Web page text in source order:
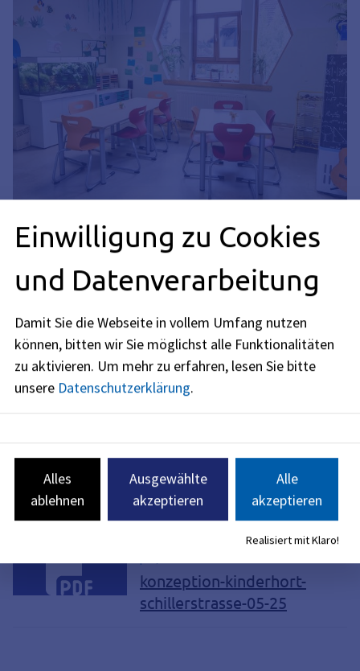
Konzeption Städt. Hort Schillerstraße
konzeption-kinderhort-
schillerstrasse-05-25
Einwilligung zu Cookies
und Datenverarbeitung
Damit Sie die Webseite in vollem Umfang nutzen
können, bitten wir Sie möglichst alle Funktionalitäten
zu aktivieren. Um mehr zu erfahren, lesen Sie bitte
unsere Datenschutzerklärung.
Alles
ablehnen
Ausgewählte
akzeptieren
Alle
akzeptieren
Realisiert mit Klaro!